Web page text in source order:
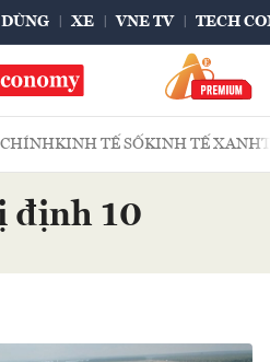
XE VNE TV TECH
KINH TẾ SỐKINH TẾ XANH
định 10